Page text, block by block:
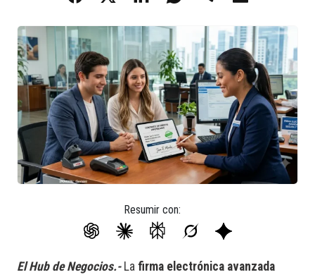
Resumir con:
El Hub de Negocios.- La firma electrónica avanzada